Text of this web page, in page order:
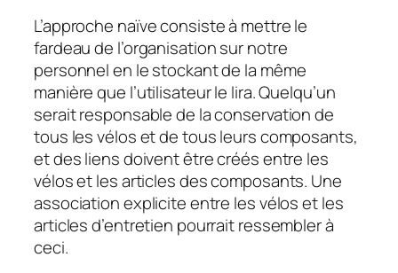
L’approche naïve consiste à mettre le
fardeau de l’organisation sur notre
personnel en le stockant de la même
manière que l’utilisateur le lira. Quelqu’un
serait responsable de la conservation de
tous les vélos et de tous leurs composants,
et des liens doivent être créés entre les
vélos et les articles des composants. Une
association explicite entre les vélos et les
articles d’entretien pourrait ressembler à
ceci.